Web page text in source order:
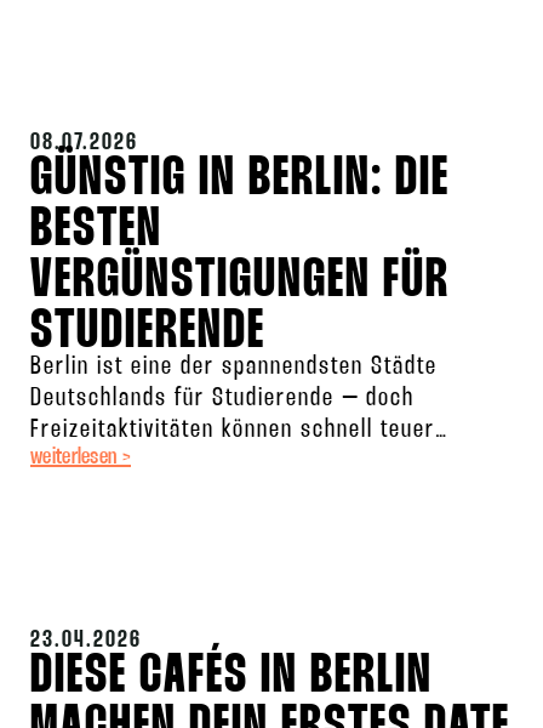
08.07.2026
GÜNSTIG IN BERLIN: DIE
BESTEN
VERGÜNSTIGUNGEN FÜR
STUDIERENDE
Berlin ist eine der spannendsten Städte
Deutschlands für Studierende – doch
Freizeitaktivitäten können schnell teuer
werden. Die gute Nachricht: Wenn man weiß,
weiterlesen >
23.04.2026
DIESE CAFÉS IN BERLIN